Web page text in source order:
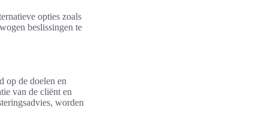
opties zoals
beslissingen te
op de doelen en
van de cliënt en
worden